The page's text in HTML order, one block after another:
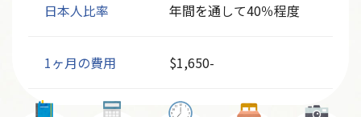
日本人比率 年間を通して40％程度
1ヶ月の費用 $1,650-